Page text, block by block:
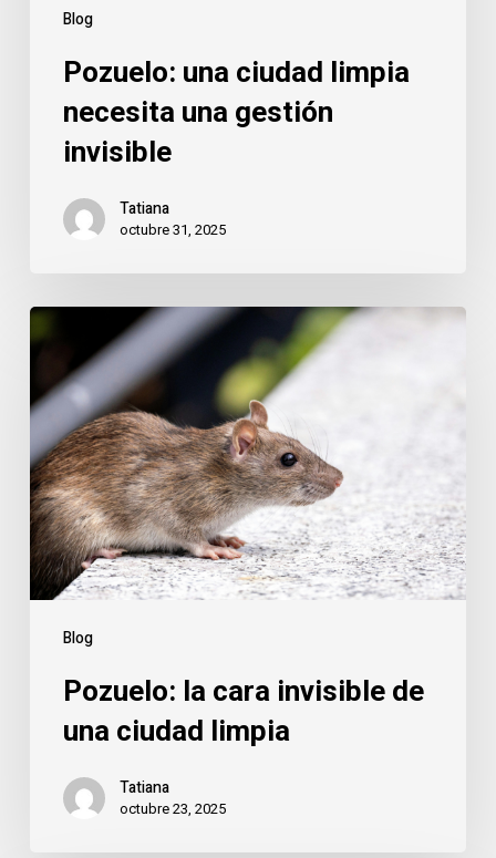
Blog
Pozuelo: una ciudad limpia
necesita una gestión
invisible
Tatiana
octubre 31, 2025
Blog
Pozuelo:
cara
invisible
de
una
ciudad
limpia
Pozuelo: la cara invisible de
una ciudad limpia
Tatiana
octubre 23, 2025